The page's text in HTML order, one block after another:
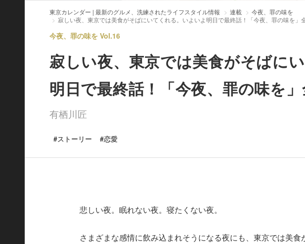
東京カレンダー | 最新のグルメ、洗練されたライフスタイル情報 連載
今夜、罪の味を
寂しい夜、東京では美食がそばにいてくれる。いよいよ明日で最終話！「今夜、罪の味を」
今夜、罪の味を Vol.16
寂しい夜、東京では美食がそばに
明日で最終話！「今夜、罪の味を
有栖川匠
#ストーリー #恋愛
悲しい夜。眠れない夜。寝たくない夜。
さまざまな感情に飲み込まれそうになる夜にも、東京では美食